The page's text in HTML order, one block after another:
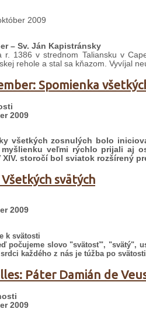
2009
– Sv. Ján Kapistránsky
r. 1386 v strednom Taliansku v
rehole a stal sa kňazom. Vyvíjal
Spomienka
2009
všetkých zosnulých bolo
myšlienku veľmi rýchlo prijali aj
XIV. storočí bol sviatok rozšírený
svätých
2009
k svätosti
počujeme slovo "svätosť", "svätý",
každého z nás je túžba po
Páter Damián de
2009